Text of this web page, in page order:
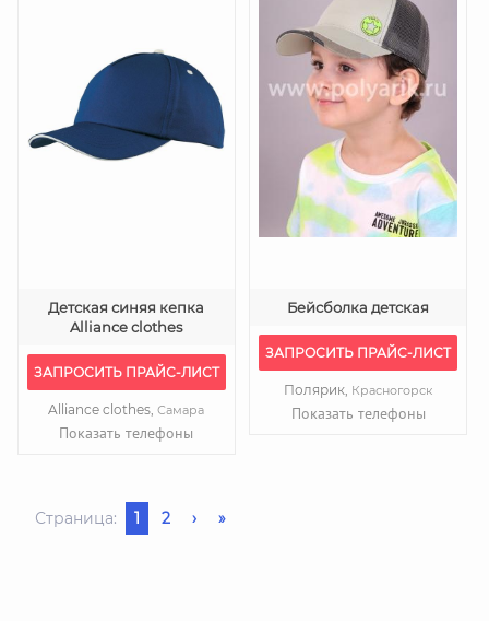
Детская синяя кепка
Alliance clothes
ЗАПРОСИТЬ ПРАЙС-ЛИСТ
Alliance clothes,Самара
Показать телефоны
Бейсболка детская
ЗАПРОСИТЬ ПРАЙС-ЛИСТ
Полярик, Красногорск
Показать телефоны
Страница: 1 2 › »